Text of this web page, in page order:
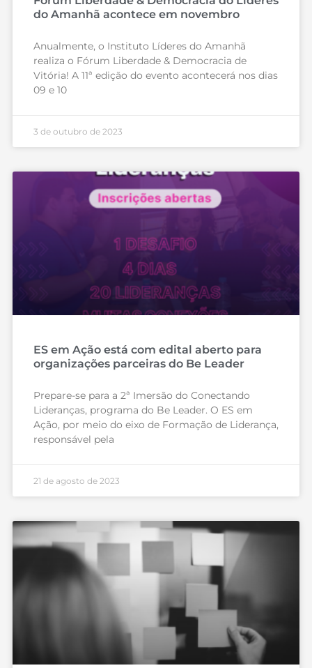
do Amanhã acontece em novembro
Anualmente, o Instituto Líderes do Amanhã
realiza o Fórum Liberdade & Democracia de
Vitória! A 11ª edição do evento acontecerá nos dias
09 e 10
3 de outubro de 2023
ES em Ação está com edital aberto para
organizações parceiras do Be Leader
Prepare-se para a 2ª Imersão do Conectando
Lideranças, programa do Be Leader. O ES em
Ação, por meio do eixo de Formação de Liderança,
responsável pela
21 de agosto de 2023